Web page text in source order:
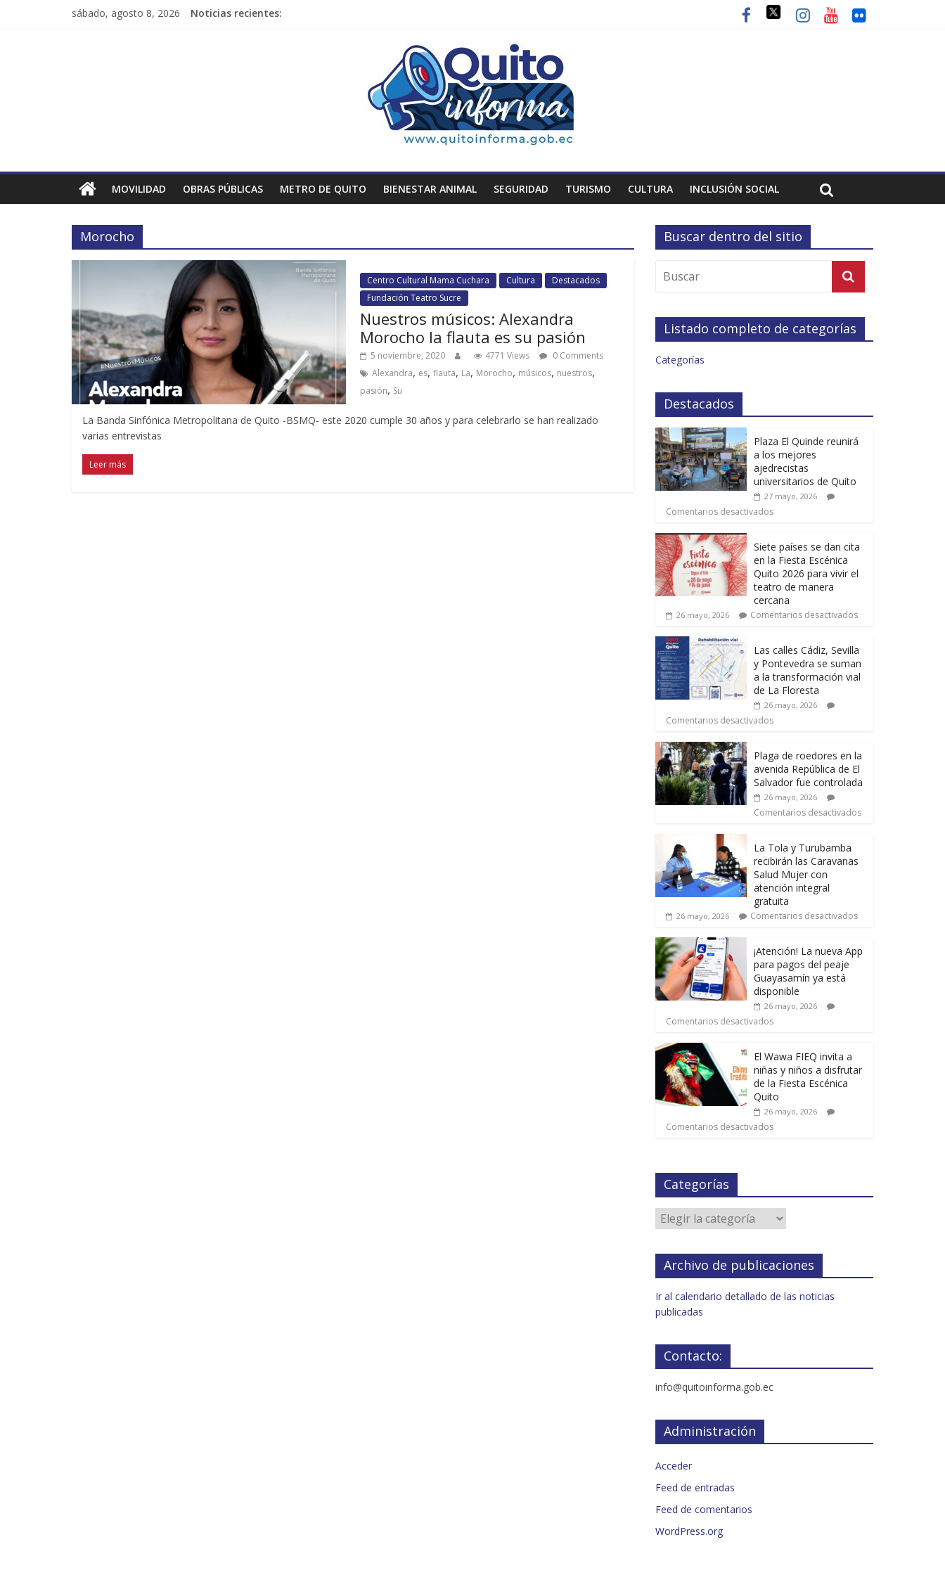
sábado, agosto 8, 2026 Noticias recientes:
MOVILIDAD OBRAS PÚBLICAS METRO DE QUITO BIENESTAR ANIMAL SEGURIDAD TURISMO CULTURA INCLUSIÓN SOCIAL
Morocho
Centro Cultural Mama Cuchara Cultura
Destacados
Fundación Teatro Sucre
Nuestros músicos: Alexandra
Morocho la flauta es su pasión
5 noviembre, 2020 4771 Views
0 Comments
Alexandra, es, flauta, La, Morocho, músicos, nuestros,
pasión, Su
La Banda Sinfónica Metropolitana de Quito -BSMQ- este 2020 cumple 30 años y para celebrarlo se han realizado
varias entrevistas
Leer más
Buscar dentro del sitio
Listado completo de categorías
Categorías
Destacados
Plaza El Quinde reunirá
a los mejores
ajedrecistas
universitarios de Quito
27 mayo, 2026
Comentarios desactivados
Siete países se dan cita
en la Fiesta Escénica
Quito 2026 para vivir el
teatro de manera
cercana
26 mayo, 2026 Comentarios desactivados
Las calles Cádiz, Sevilla
y Pontevedra se suman
a la transformación vial
de La Floresta
26 mayo, 2026
Comentarios desactivados
Plaga de roedores en la
avenida República de El
Salvador fue controlada
26 mayo, 2026
Comentarios desactivados
La Tola y Turubamba
recibirán las Caravanas
Salud Mujer con
atención integral
gratuita
26 mayo, 2026 Comentarios desactivados
¡Atención! La nueva App
para pagos del peaje
Guayasamín ya está
disponible
26 mayo, 2026
Comentarios desactivados
El Wawa FIEQ invita a
niñas y niños a disfrutar
de la Fiesta Escénica
Quito
26 mayo, 2026
Comentarios desactivados
Categorías
Archivo de publicaciones
Ir al calendario detallado de las noticias
publicadas
Contacto:
info@quitoinforma.gob.ec
Administración
Acceder
Feed de entradas
Feed de comentarios
WordPress.org